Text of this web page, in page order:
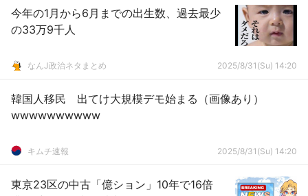
今年の1月から6月までの出生数、過去最少
の33万9千人
なんJ政治ネタまとめ 2025/8/31(Su) 14:20
韓国人移民 出てけ大規模デモ始まる（画像あり）
wwwwwwwwww
キムチ速報 2025/8/31(Su) 14:20
東京23区の中古「億ション」10年で16倍